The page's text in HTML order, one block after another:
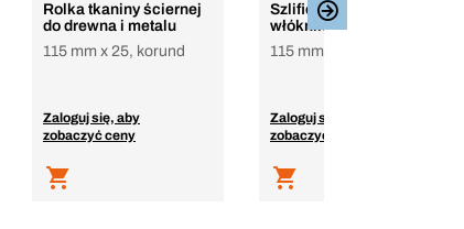
Rolka tkaniny ściernej
do drewna i metalu
115 mm x 25, korund
Zaloguj się, aby
zobaczyć ceny
Szlifierska rolka z
włókniny do metalu
115 mm x 10 m
Zaloguj się, aby
zobaczyć ceny